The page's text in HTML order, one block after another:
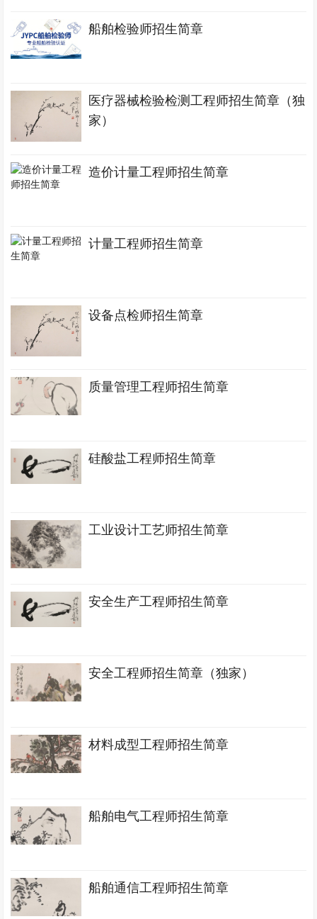
船舶检验师招生简章
医疗器械检验检测工程师招生简章（独
家）
造价计量工程师招生简章
计量工程师招生简章
设备点检师招生简章
质量管理工程师招生简章
硅酸盐工程师招生简章
工业设计工艺师招生简章
安全生产工程师招生简章
安全工程师招生简章（独家）
材料成型工程师招生简章
船舶电气工程师招生简章
船舶通信工程师招生简章